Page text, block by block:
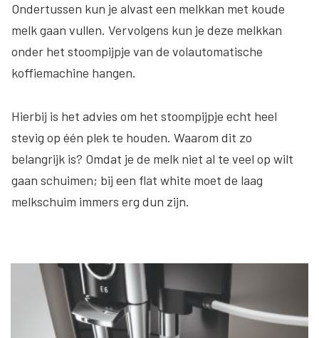
Ondertussen kun je alvast een melkkan met koude
melk gaan vullen. Vervolgens kun je deze melkkan
onder het stoompijpje van de volautomatische
koffiemachine hangen.
Hierbij is het advies om het stoompijpje echt heel
stevig op één plek te houden. Waarom dit zo
belangrijk is? Omdat je de melk niet al te veel op wilt
gaan schuimen; bij een flat white moet de laag
melkschuim immers erg dun zijn.